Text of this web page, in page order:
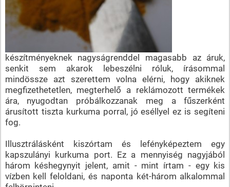
készítményeknek nagyságrenddel magasabb az áruk,
senkit sem akarok lebeszélni róluk, írásommal
mindössze azt szerettem volna elérni, hogy akiknek
megfizethetetlen, megterhelő a reklámozott termékek
ára, nyugodtan próbálkozzanak meg a fűszerként
árusított tiszta kurkuma porral, jó eséllyel ez is segíteni
fog.
Illusztrálásként kiszórtam és lefényképeztem egy
kapszulányi kurkuma port. Ez a mennyiség nagyjából
három késhegynyit jelent, amit - mint írtam - egy kis
vízben kell feloldani, és naponta két-három alkalommal